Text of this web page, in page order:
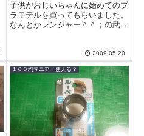
子供がおじいちゃんに始めてのプ
ラモデルを買ってもらいました。
なんとかレンジャー＾＾；の武器
2009.05.20
１００均マニア 使える？